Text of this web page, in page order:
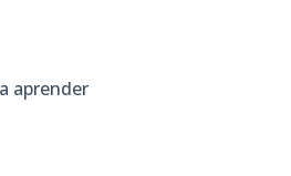
aprender